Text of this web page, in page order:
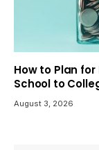
How to Plan
School to
August 3, 2026